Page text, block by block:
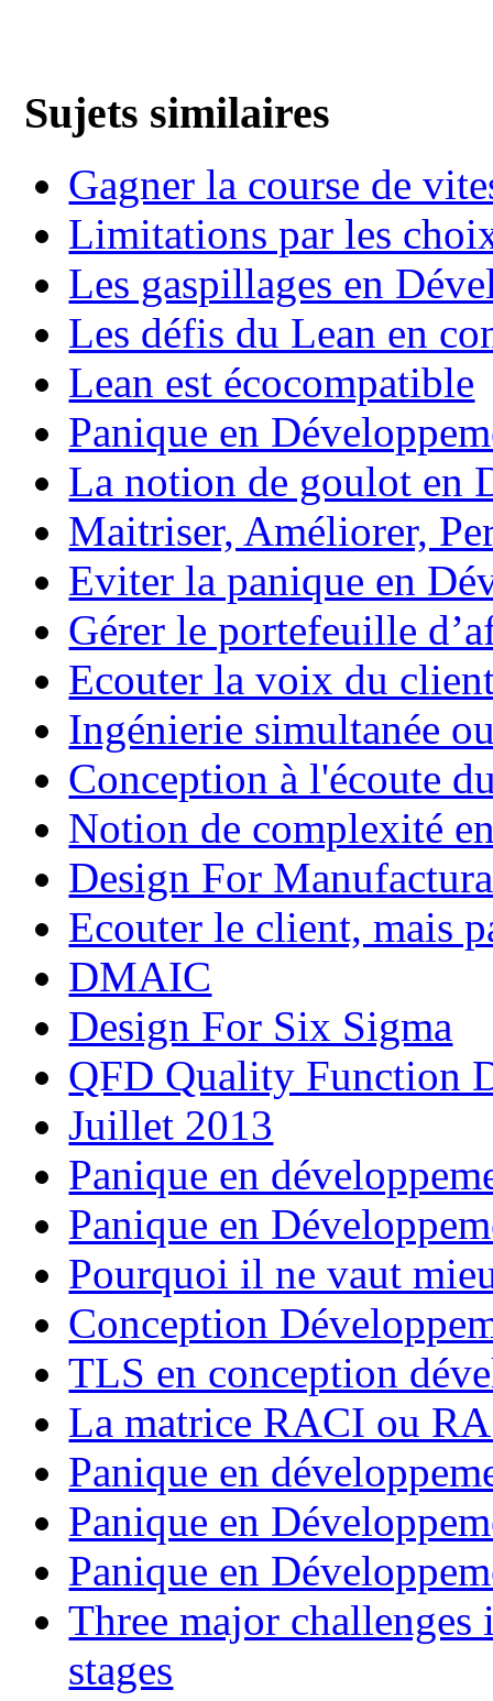
Sujets similaires
Gagner la course de
Limitations par les
Les gaspillages en
Les défis du Lean en
Lean est écocompatible
Panique en
La notion de goulot en
Maitriser, Améliorer,
Eviter la panique en
Gérer le portefeuille
Ecouter la voix du
Ingénierie simultanée
Conception à l'écoute
Notion de complexité
Design For
Ecouter le client, mais
DMAIC
Design For Six Sigma
QFD Quality Function
Juillet 2013
Panique en
Panique en
Pourquoi il ne vaut
Conception
TLS en conception
La matrice RACI ou
Panique en
Panique en
Panique en
Three major
stages